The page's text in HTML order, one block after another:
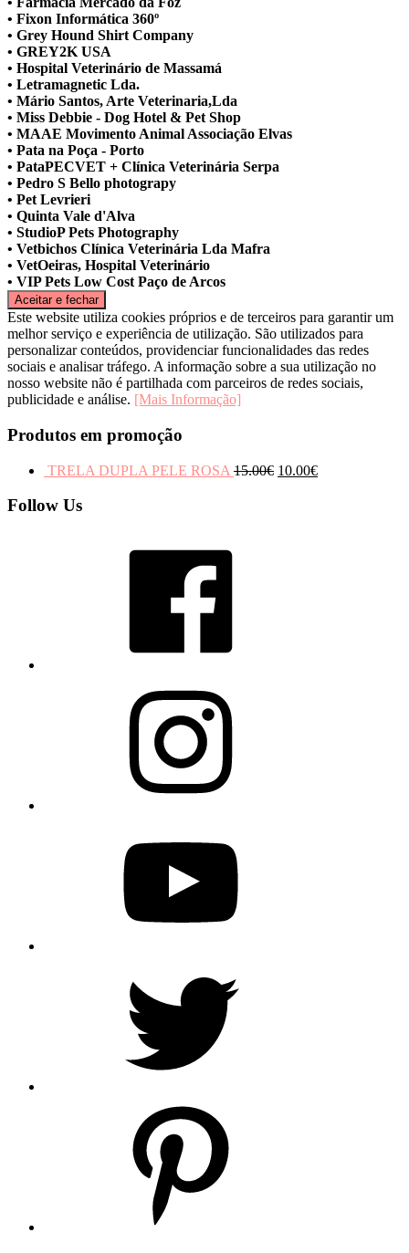
• Fixon Informática 360º
• Grey Hound Shirt Company
• GREY2K USA
• Hospital Veterinário de Massamá
• Letramagnetic Lda.
• Mário Santos, Arte Veterinaria,Lda
• Miss Debbie - Dog Hotel & Pet Shop
• MAAE Movimento Animal Associação Elvas
• Pata na Poça - Porto
• PataPECVET + Clínica Veterinária Serpa
• Pedro S Bello photograpy
• Pet Levrieri
• Quinta Vale d'Alva
• StudioP Pets Photography
• Vetbichos Clínica Veterinária Lda Mafra
• VetOeiras, Hospital Veterinário
• VIP Pets Low Cost Paço de Arcos
Este website utiliza cookies próprios e de terceiros para garantir um
melhor serviço e experiência de utilização. São utilizados para
personalizar conteúdos, providenciar funcionalidades das redes
sociais e analisar tráfego. A informação sobre a sua utilização no
nosso website não é partilhada com parceiros de redes sociais,
publicidade e análise. [Mais Informação]
Produtos em promoção
TRELA DUPLA PELE ROSA 15.00€ 10.00€
Follow Us